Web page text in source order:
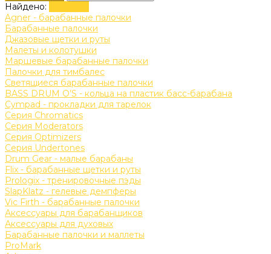
Найдено:
Agner - барабанные палочки
Барабанные палочки
Джазовые щетки и руты
Малеты и колотушки
Маршевые барабанные палочки
Палочки для тимбалес
Светящиеся барабанные палочки
BASS DRUM O’S - кольца на пластик басс-барабана
Cympad - прокладки для тарелок
Серия Chromatics
Серия Moderators
Серия Optimizers
Серия Undertones
Drum Gear - малые барабаны
Flix - барабанные щетки и руты
Prologix - тренировочные пэды
SlapKlatz - гелевые демпферы
Vic Firth - барабанные палочки
Аксессуары для барабанщиков
Аксессуары для духовых
Барабанные палочки и маллеты
ProMark